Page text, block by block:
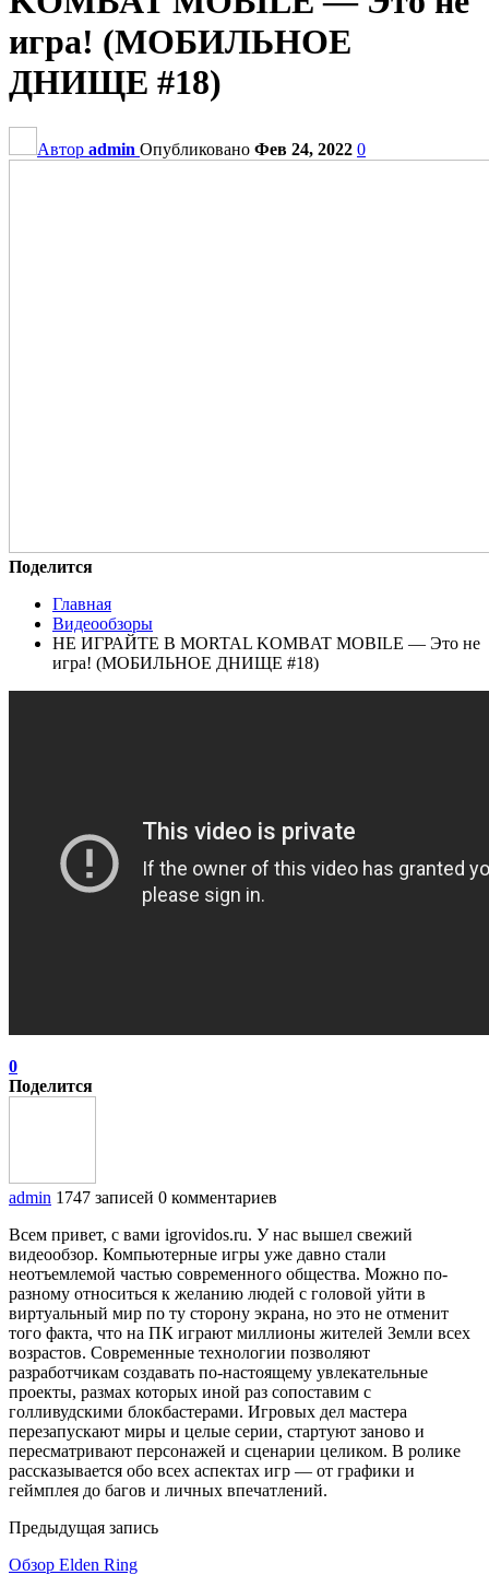
игра! (МОБИЛЬНОЕ
ДНИЩЕ #18)
Автор admin Опубликовано Фев 24, 2022 0
Поделится
Главная
Видеообзоры
НЕ ИГРАЙТЕ В MORTAL KOMBAT MOBILE — Это не
игра! (МОБИЛЬНОЕ ДНИЩЕ #18)
0
Поделится
admin 1747 записей 0 комментариев
Всем привет, с вами igrovidos.ru. У нас вышел свежий
видеообзор. Компьютерные игры уже давно стали
неотъемлемой частью современного общества. Можно по-
разному относиться к желанию людей с головой уйти в
виртуальный мир по ту сторону экрана, но это не отменит
того факта, что на ПК играют миллионы жителей Земли всех
возрастов. Современные технологии позволяют
разработчикам создавать по-настоящему увлекательные
проекты, размах которых иной раз сопоставим с
голливудскими блокбастерами. Игровых дел мастера
перезапускают миры и целые серии, стартуют заново и
пересматривают персонажей и сценарии целиком. В ролике
рассказывается обо всех аспектах игр — от графики и
геймплея до багов и личных впечатлений.
Предыдущая запись
Обзор Elden Ring